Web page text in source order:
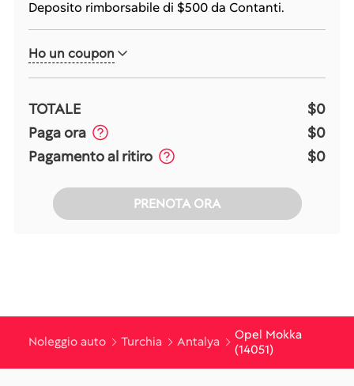
Deposito rimborsabile di $500da Contanti.
Ho un coupon
TOTALE
$0
Paga ora
$0
Pagamento al ritiro
$0
PRENOTA ORA
Noleggio auto Turchia Antalya
Opel Mokka
(14051)